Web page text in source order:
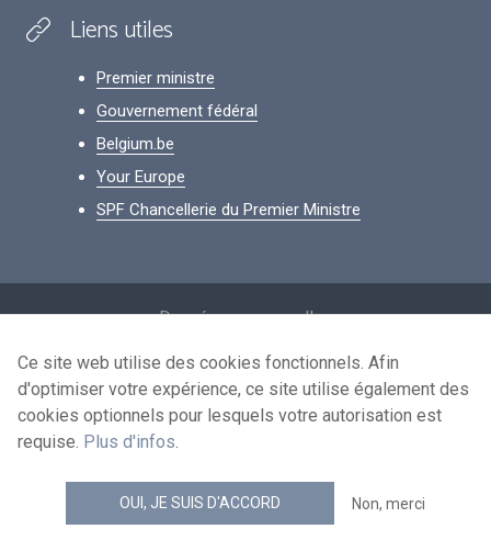
Liens utiles
Premier ministre
Gouvernement fédéral
Belgium.be
Your Europe
SPF Chancellerie du Premier Ministre
Données personnelles
Conditions de réutilisation
Contactez-nous
news.belgium flux RSS
© 2026 - news.belgium.be
Ce site web utilise des cookies fonctionnels. Afin
d'optimiser votre expérience, ce site utilise également des
cookies optionnels pour lesquels votre autorisation est
requise. Plus d'infos.
OUI, JE SUIS D'ACCORD Non, merci